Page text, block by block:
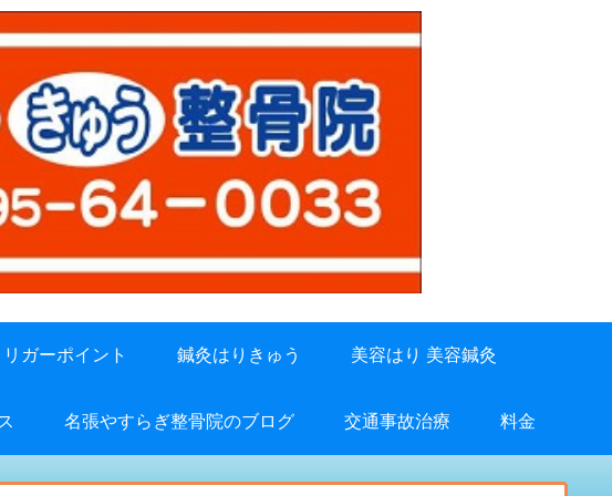
ガーポイント 鍼灸はりきゅう 美容はり 美容鍼灸
名張やすらぎ整骨院のブログ 交通事故治療 料金